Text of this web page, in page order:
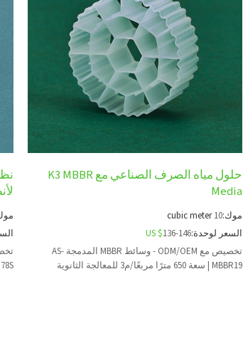
حلول مياه الصرف الصناعي مع K3 MBBR
Media
موك:10
cubic meter
السعر لوحدة:
US $136-146
تخصيص مع ODM/OEM - وسائط MBBR المدمجة AS-
MBBR19 | سعة 650 مترًا مربعًا/م3 للمعالجة الثانوية